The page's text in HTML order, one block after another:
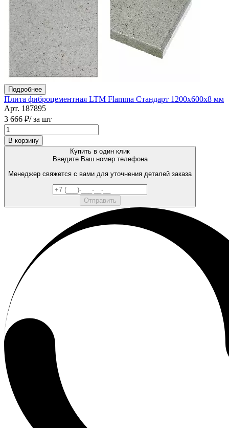
Подробнее
Плита фиброцементная LTM Flamma Стандарт 1200х600х8 мм
Арт. 187895
3 666 ₽/ за шт
В корзину
Купить в один клик
Введите Ваш номер телефона
Менеджер свяжется с вами для уточнения деталей заказа